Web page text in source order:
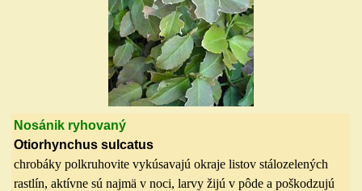
Nosánik ryhovaný
Otiorhynchus sulcatus
chrobáky polkruhovite vykúsavajú okraje listov stálozelených
rastlín, aktívne sú najmä v noci, larvy žijú v pôde a poškodzujú